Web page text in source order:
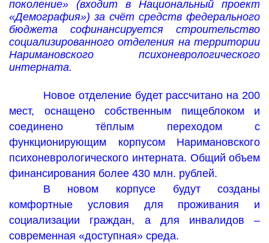
поколение» (входит в Национальный проект
«Демография»)за счёт средств федерального
бюджета софинансируется строительство
социализированного отделения на территории
Наримановского психоневрологического
интерната.
Новое отделение будет рассчитано на 200
мест, оснащено собственным пищеблоком и
соединено тёплым переходом с
функционирующим корпусом Наримановского
психоневрологического интерната. Общий объем
финансирования более 430 млн. рублей.
В новом корпусе будут созданы
комфортные условия для проживания и
социализации граждан, а для инвалидов –
современная «доступная» среда.